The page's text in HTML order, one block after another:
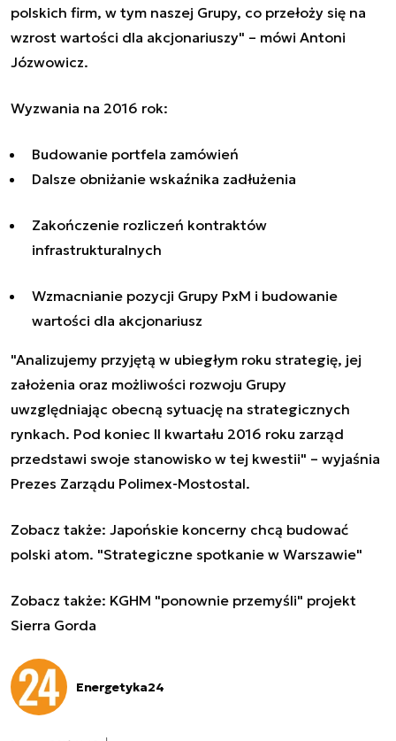
polskich firm, w tym naszej Grupy, co przełoży się na
wzrost wartości dla akcjonariuszy" – mówi Antoni
Józwowicz.
Wyzwania na 2016 rok:
Budowanie portfela zamówień
Dalsze obniżanie wskaźnika zadłużenia
Zakończenie rozliczeń kontraktów
infrastrukturalnych
Wzmacnianie pozycji Grupy PxM i budowanie
wartości dla akcjonariusz
"Analizujemy przyjętą w ubiegłym roku strategię, jej
założenia oraz możliwości rozwoju Grupy
uwzględniając obecną sytuację na strategicznych
rynkach. Pod koniec II kwartału 2016 roku zarząd
przedstawi swoje stanowisko w tej kwestii" – wyjaśnia
Prezes Zarządu Polimex-Mostostal.
Zobacz także: Japońskie koncerny chcą budować
polski atom. "Strategiczne spotkanie w Warszawie"
Zobacz także: KGHM "ponownie przemyśli" projekt
Sierra Gorda
Energetyka24